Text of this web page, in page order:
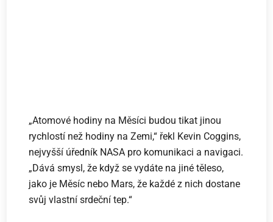
„Atomové hodiny na Měsíci budou tikat jinou
rychlostí než hodiny na Zemi,“ řekl Kevin Coggins,
nejvyšší úředník NASA pro komunikaci a navigaci.
„Dává smysl, že když se vydáte na jiné těleso,
jako je Měsíc nebo Mars, že každé z nich dostane
svůj vlastní srdeční tep.“